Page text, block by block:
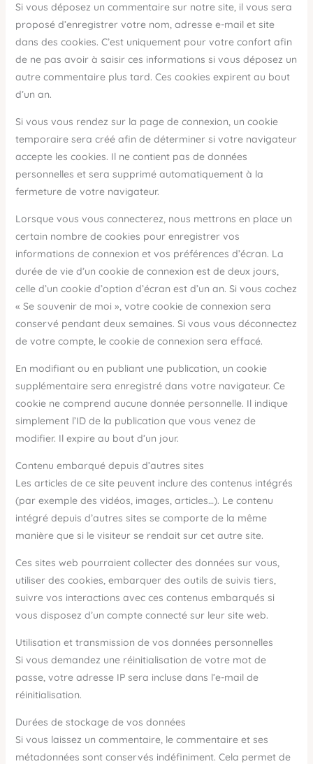
Si vous déposez un commentaire sur notre site, il vous sera
proposé d’enregistrer votre nom, adresse e-mail et site
dans des cookies. C’est uniquement pour votre confort afin
de ne pas avoir à saisir ces informations si vous déposez un
autre commentaire plus tard. Ces cookies expirent au bout
d’un an.
Si vous vous rendez sur la page de connexion, un cookie
temporaire sera créé afin de déterminer si votre navigateur
accepte les cookies. Il ne contient pas de données
personnelles et sera supprimé automatiquement à la
fermeture de votre navigateur.
Lorsque vous vous connecterez, nous mettrons en place un
certain nombre de cookies pour enregistrer vos
informations de connexion et vos préférences d’écran. La
durée de vie d’un cookie de connexion est de deux jours,
celle d’un cookie d’option d’écran est d’un an. Si vous cochez
« Se souvenir de moi », votre cookie de connexion sera
conservé pendant deux semaines. Si vous vous déconnectez
de votre compte, le cookie de connexion sera effacé.
En modifiant ou en publiant une publication, un cookie
supplémentaire sera enregistré dans votre navigateur. Ce
cookie ne comprend aucune donnée personnelle. Il indique
simplement l’ID de la publication que vous venez de
modifier. Il expire au bout d’un jour.
Contenu embarqué depuis d’autres sites
Les articles de ce site peuvent inclure des contenus intégrés
(par exemple des vidéos, images, articles…). Le contenu
intégré depuis d’autres sites se comporte de la même
manière que si le visiteur se rendait sur cet autre site.
Ces sites web pourraient collecter des données sur vous,
utiliser des cookies, embarquer des outils de suivis tiers,
suivre vos interactions avec ces contenus embarqués si
vous disposez d’un compte connecté sur leur site web.
Utilisation et transmission de vos données personnelles
Si vous demandez une réinitialisation de votre mot de
passe, votre adresse IP sera incluse dans l’e-mail de
réinitialisation.
Durées de stockage de vos données
Si vous laissez un commentaire, le commentaire et ses
métadonnées sont conservés indéfiniment. Cela permet de